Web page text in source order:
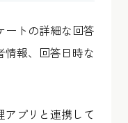
ートの詳細な回答
情報、回答日時な
アプリと連携して